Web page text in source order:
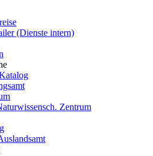
(Dienste intern)
Zentrum